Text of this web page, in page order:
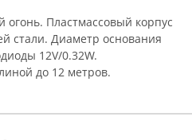
Пластмассовый корпус
стали. Диаметр основания
12V/0.32W.
до 12 метров.